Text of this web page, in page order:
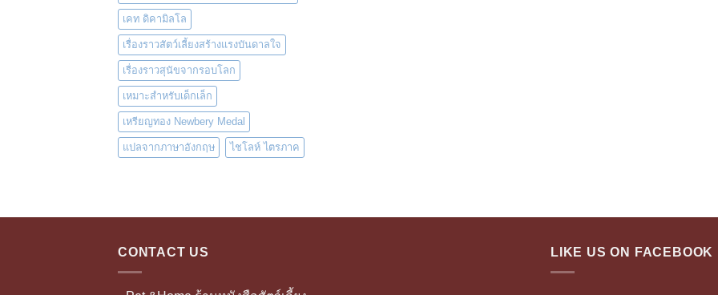
เคท ดิคามิลโล
เรื่องราวสัตว์เลี้ยงสร้างแรงบันดาลใจ
เรื่องราวสุนัขจากรอบโลก
เหมาะสำหรับเด็กเล็ก
เหรียญทอง Newbery Medal
แปลจากภาษาอังกฤษ ไชโลห์ ไตรภาค
CONTACT US LIKE US ON FACEBOOK